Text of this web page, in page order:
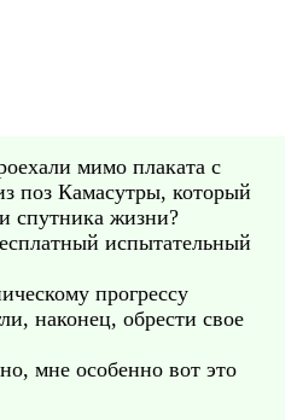
мимо плаката с
поз Камасутры, который
спутника жизни?
испытательный
прогрессу
наконец, обрести свое
мне особенно вот это